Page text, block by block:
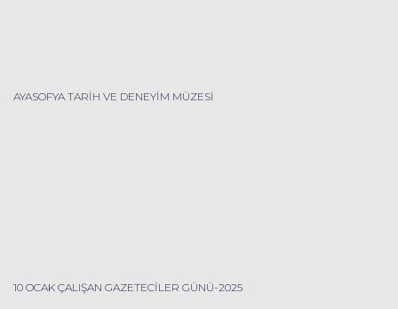
AYASOFYA TARİH VE DENEYİM MÜZESİ
10 OCAK ÇALIŞAN GAZETECİLER GÜNÜ-2025